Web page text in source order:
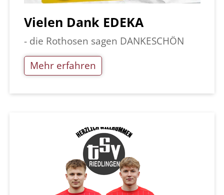
Vielen Dank EDEKA
- die Rothosen sagen DANKESCHÖN
Mehr erfahren